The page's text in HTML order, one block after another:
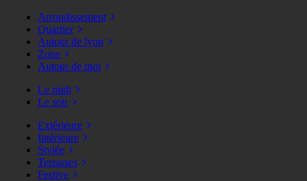
Arrondissement
Quartier
Autour de lyon
Zone
Autour de moi
Le midi
Le soir
Extérieure
Intérieure
Stylée
Terrasses
Festive